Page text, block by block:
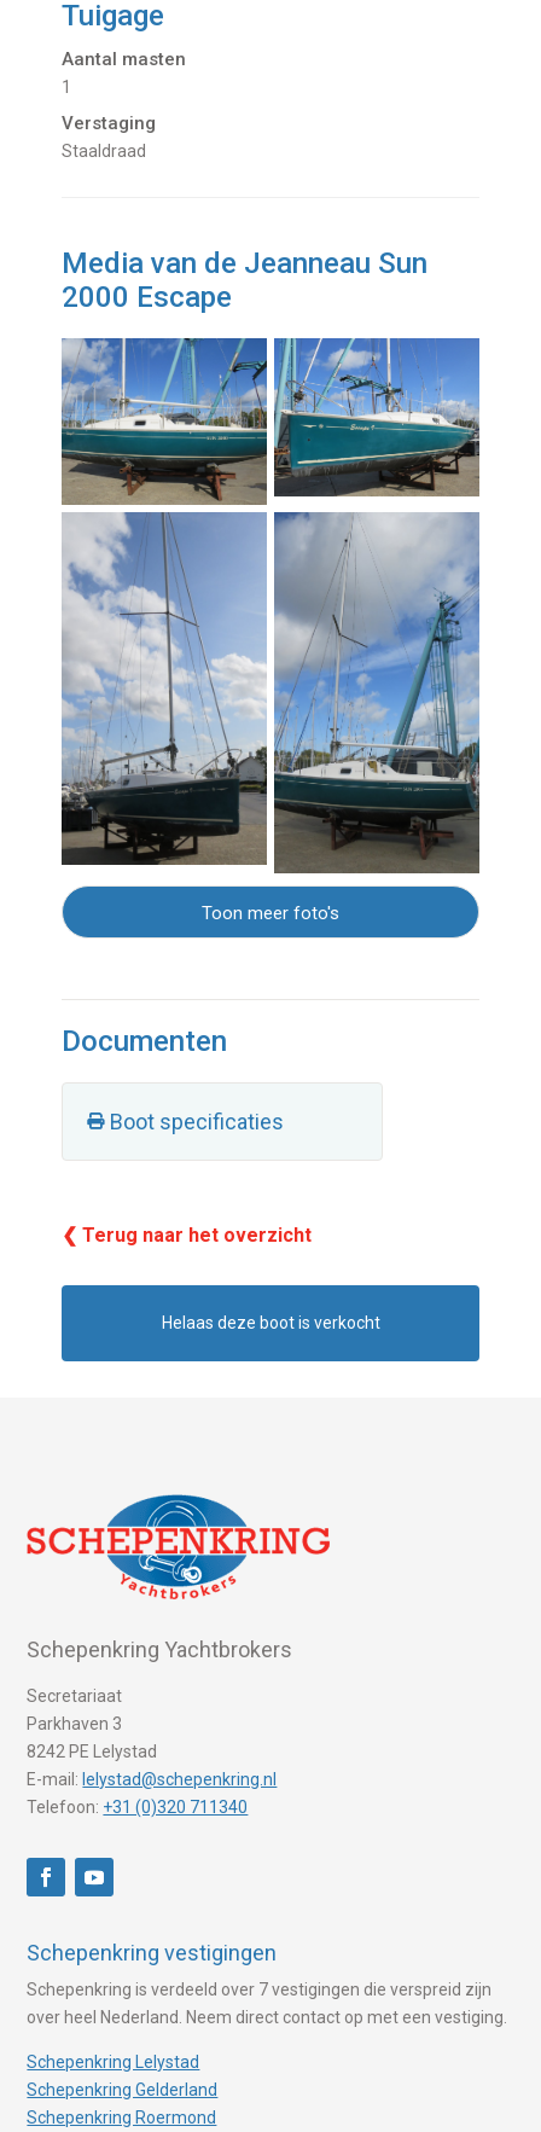
Tuigage
Aantal masten
1
Verstaging
Staaldraad
Media van de Jeanneau Sun
2000 Escape
Toon meer foto's
Documenten
Boot specificaties
❮ Terug naar het overzicht
Helaas deze boot is verkocht
Schepenkring Yachtbrokers
Secretariaat
Parkhaven 3
8242 PE Lelystad
E-mail: lelystad@schepenkring.nl
Telefoon: +31 (0)320 711340
Schepenkring vestigingen
Schepenkring is verdeeld over 7 vestigingen die verspreid zijn
over heel Nederland. Neem direct contact op met een vestiging.
Schepenkring Lelystad
Schepenkring Gelderland
Schepenkring Roermond